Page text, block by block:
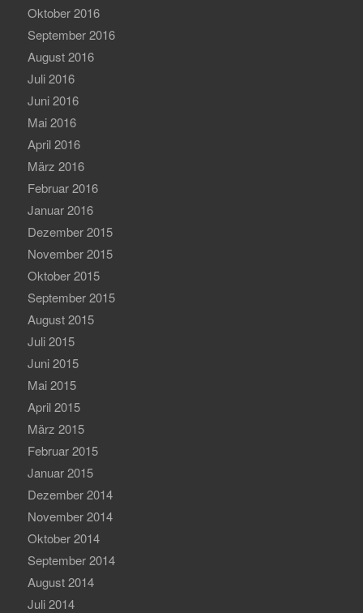
Oktober 2016
September 2016
August 2016
Juli 2016
Juni 2016
Mai 2016
April 2016
März 2016
Februar 2016
Januar 2016
Dezember 2015
November 2015
Oktober 2015
September 2015
August 2015
Juli 2015
Juni 2015
Mai 2015
April 2015
März 2015
Februar 2015
Januar 2015
Dezember 2014
November 2014
Oktober 2014
September 2014
August 2014
Juli 2014